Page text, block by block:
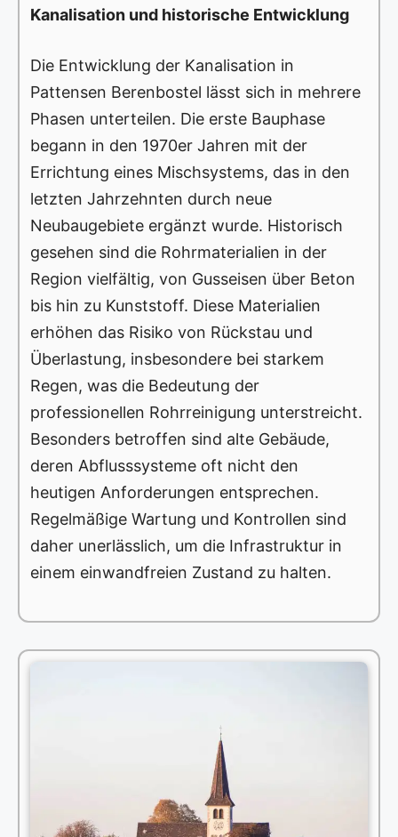
Kanalisation und historische Entwicklung
Die Entwicklung der Kanalisation in
Pattensen Berenbostel lässt sich in mehrere
Phasen unterteilen. Die erste Bauphase
begann in den 1970er Jahren mit der
Errichtung eines Mischsystems, das in den
letzten Jahrzehnten durch neue
Neubaugebiete ergänzt wurde. Historisch
gesehen sind die Rohrmaterialien in der
Region vielfältig, von Gusseisen über Beton
bis hin zu Kunststoff. Diese Materialien
erhöhen das Risiko von Rückstau und
Überlastung, insbesondere bei starkem
Regen, was die Bedeutung der
professionellen Rohrreinigung unterstreicht.
Besonders betroffen sind alte Gebäude,
deren Abflusssysteme oft nicht den
heutigen Anforderungen entsprechen.
Regelmäßige Wartung und Kontrollen sind
daher unerlässlich, um die Infrastruktur in
einem einwandfreien Zustand zu halten.